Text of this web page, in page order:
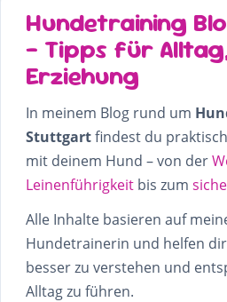
Hundetraining
– Tipps für
Erziehung
In meinem Blog rund um
Stuttgartfindest du
mit deinem Hund – von der
Leinenführigkeit bis zum
Alle Inhalte basieren auf
Hundetrainerin und helfen
besser zu verstehen und
Alltag zu führen.